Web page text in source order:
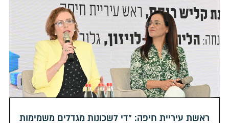
ראשת עיריית חיפה: "די לשכונות מגדלים משמימות